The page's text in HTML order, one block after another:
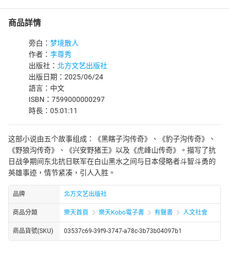
商品詳情
旁白： 梦境散人
作者： 李尊秀
出版社： 北方文艺出版社
出版日期：2025/06/24
語言：中文
ISBN：7599000000297
時長：05:01:11
这部小说由五个故事组成：《黑瞎子沟传奇》、《豹子沟传奇》、
《野狼沟传奇》、《兴安野猪王》以及《虎峰山传奇》。描写了抗
日战争期间东北抗日联军在白山黑水之间与日本侵略者斗智斗勇的
英雄事迹，情节紧凑，引人入胜。
品牌 北方文艺出版社
商品分類 樂天首頁 樂天Kobo電子書 有聲書 人文社會
商品貨號(SKU) 03537c69-39f9-3747-a78c-3b73b04097b1